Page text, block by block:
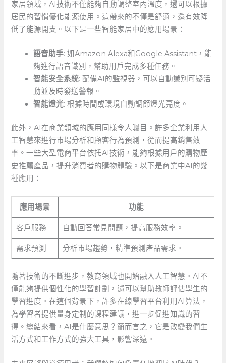
家居領域，AI技術不僅能夠自動調整室內溫度，還可以根據
居民的習慣優化能源使用。這帶來的不僅是舒適，還有效降
低了能源開支。以下是一些智能家居中的應用場景：
語音助手: 如Amazon ‌Alexa和Google Assistant，能
夠進行語音識別，幫助用戶完成多種任務。
智能安全系統: 配備AI的監視器，可以自動識別可疑活
動並及時發送警報。
智能燈光: 根據時間或環境自動調節燈光亮度。
此外，AI在商業領域的應用同樣令人矚目。許多企業利用人
工智慧來進行市場分析和顧客行為預測，從而提高銷售效
率。一些大型電商平台依托AI技術，能夠根據用戶的購物歷
史推薦產品，提升消費者的購物體驗。以下是商業中AI的幾
種應用：
應用場景 功能
客戶服務 自動回答常見問題，提高服務效率。
需求預測 分析市場趨勢，精準預測產品需求。
隨著技術的不斷進步，教育領域也開始融入人工智慧。AI不
僅能夠提供個性化的學習計劃，還可以幫助教師評估學生的
學習進度。在這個背景下，許多在線學習平台利用AI算法，
為學習者提供量身定制的課程建議，進一步促進知識的習
得。總結來看，AI是什麼意思？簡而言之，它是改變我們生
活方式和工作方式的強大工具，影響深遠。